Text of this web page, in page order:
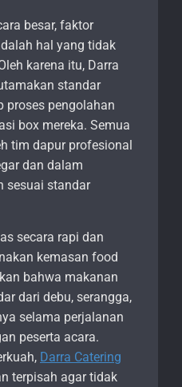
besar, faktor
hal yang tidak
karena itu, Darra
standar
proses pengolahan
box mereka. Semua
tim dapur profesional
dan dalam
sesuai standar
secara rapi dan
kemasan food
bahwa makanan
dari debu, serangga,
selama perjalanan
peserta acara.
Darra Catering
terpisah agar tidak